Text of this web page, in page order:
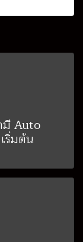
Auto
ริ่มต้น